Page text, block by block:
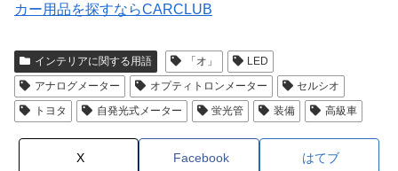
カー用品を探すならCARCLUB
インテリアに関する用語 「オ」
LED
アナログメーター
オプティトロンメーター
セルシオ
トヨタ
自発光式メーター 蛍光管 装備 高級車
X Facebook はてブ